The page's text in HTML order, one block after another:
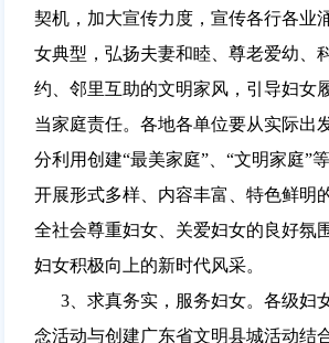
契机，加大宣传力度，宣传各行各业
女典型，弘扬夫妻和睦、尊老爱幼、
约、邻里互助的文明家风，引导妇女
当家庭责任。各地各单位要从实际出
分利用创建“最美家庭”、“文明家庭”
开展形式多样、内容丰富、特色鲜明
全社会尊重妇女、关爱妇女的良好氛
妇女积极向上的新时代风采。
3、求真务实，服务妇女。各级妇
念活动与创建广东省文明县城活动结